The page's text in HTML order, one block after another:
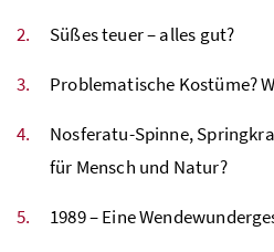
Süßes teuer – alles gut?
Problematische Kostüme?
Nosferatu-Spinne,
für Mensch und Natur?
1989 – Eine